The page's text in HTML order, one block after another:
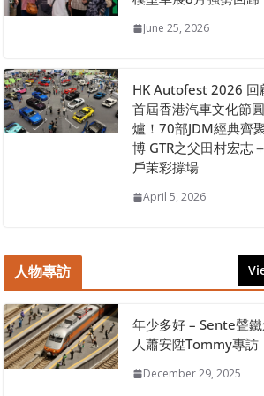
June 25, 2026
HK Autofest 2026 回
首屆香港汽車文化節
爐！70部JDM經典齊
博 GTR之父田村宏志
戶茉彩撐場
April 5, 2026
人物專訪
年少多好 – Sente聲
人蕭安陞Tommy專訪
December 29, 2025